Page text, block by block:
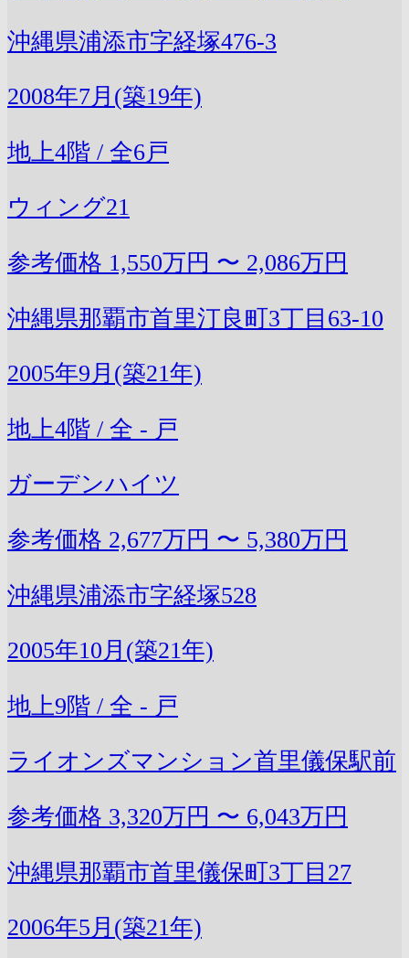
沖縄県浦添市字経塚476-3
2008年7月(築19年)
地上4階 / 全6戸
ウィング21
参考価格 1,550万円 〜 2,086万円
沖縄県那覇市首里汀良町3丁目63-10
2005年9月(築21年)
地上4階 / 全 - 戸
ガーデンハイツ
参考価格 2,677万円 〜 5,380万円
沖縄県浦添市字経塚528
2005年10月(築21年)
地上9階 / 全 - 戸
ライオンズマンション首里儀保駅前
参考価格 3,320万円 〜 6,043万円
沖縄県那覇市首里儀保町3丁目27
2006年5月(築21年)